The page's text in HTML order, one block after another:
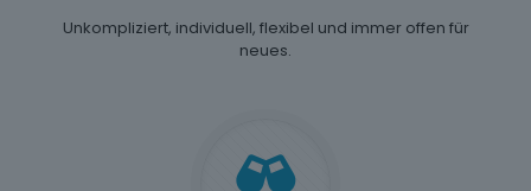
Unkompliziert, individuell, flexibel und immer offen für
neues.